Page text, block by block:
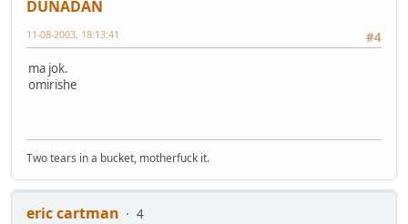
DUNADAN
#4
11-08-2003, 18:13:41
ma jok.
omirishe
Two tears in a bucket, motherfuck it.
eric cartman
4